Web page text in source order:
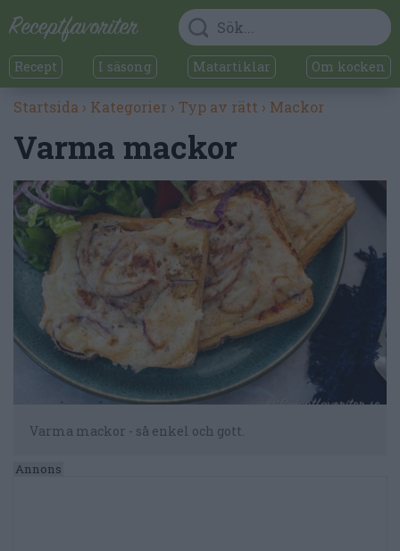
Recept I säsong Matartiklar Om kocken
Startsida › Kategorier › Typ av rätt › Mackor
Varma mackor
Varma mackor - så enkel och gott.